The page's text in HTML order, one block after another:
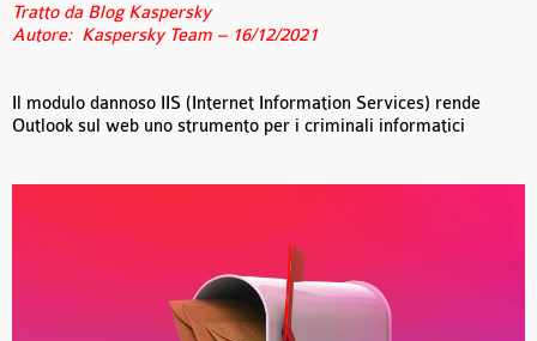
Tratto da Blog Kaspersky
Autore: Kaspersky Team – 16/12/2021
Il modulo dannoso IIS (Internet Information Services) rende
Outlook sul web uno strumento per i criminali informatici